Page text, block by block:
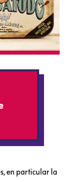
en particular la